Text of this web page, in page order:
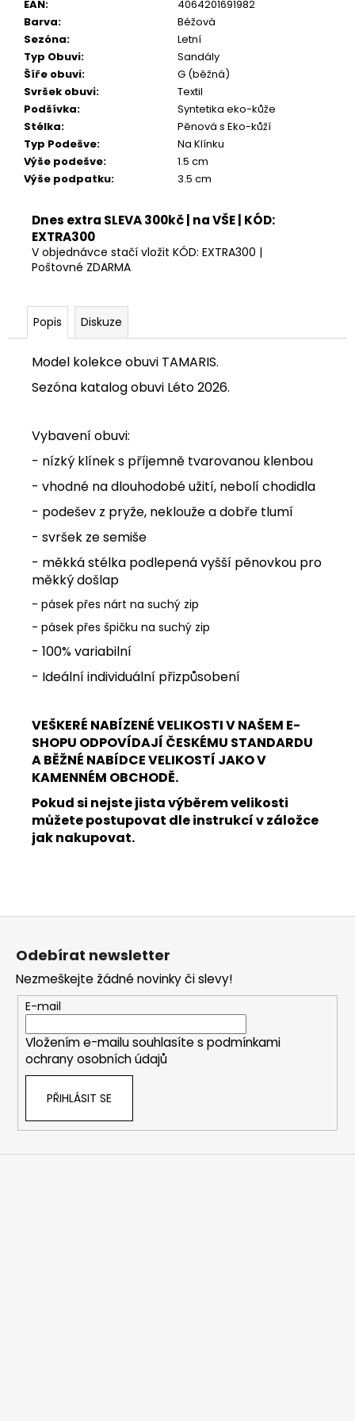
EAN:
4064201691982
Barva:
Béžová
Sezóna:
Letní
Typ Obuvi:
Sandály
Šíře obuvi:
G (běžná)
Svršek obuvi:
Textil
Podšívka:
Syntetika eko-kůže
Stélka:
Pěnová s Eko-kůží
Typ Podešve:
Na Klínku
Výše podešve:
1.5 cm
Výše podpatku: 3.5 cm
Dnes extra SLEVA 300kč | na VŠE | KÓD:
EXTRA300
V objednávce stačí vložit KÓD: EXTRA300 |
Poštovné ZDARMA
Popis Diskuze
Model kolekce obuvi TAMARIS.
Sezóna katalog obuvi Léto 2026.
Vybavení obuvi:
- nízký klínek s příjemně tvarovanou klenbou
- vhodné na dlouhodobé užití, nebolí chodidla
- podešev z pryže, neklouže a dobře tlumí
- svršek ze semiše
- měkká stélka podlepená vyšší pěnovkou pro
měkký došlap
- pásek přes nárt na suchý zip
- pásek přes špičku na suchý zip
- 100% variabilní
- Ideální individuální přizpůsobení
VEŠKERÉ NABÍZENÉ VELIKOSTI V NAŠEM E-
SHOPU ODPOVÍDAJÍ ČESKÉMU STANDARDU
A BĚŽNÉ NABÍDCE VELIKOSTÍ JAKO V
KAMENNÉM OBCHODĚ.
Pokud si nejste jista výběrem velikosti
můžete postupovat dle instrukcí v záložce
jak nakupovat.
Z
Odebírat newsletter
Nezmeškejte žádné novinky či slevy!
E-mail
Vložením e-mailu souhlasíte s podmínkami
ochrany osobních údajů
PŘIHLÁSIT SE